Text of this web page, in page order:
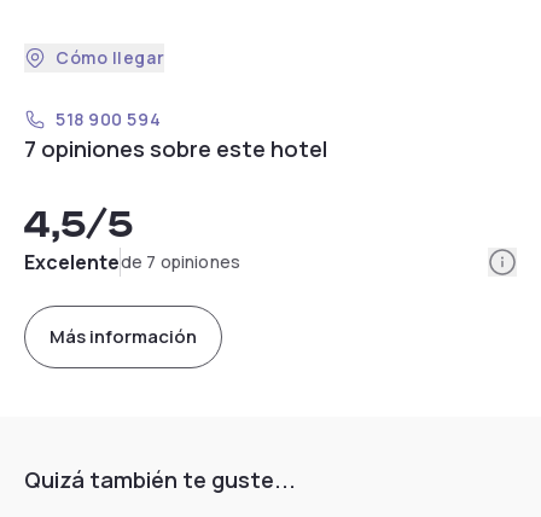
Cómo llegar
518 900 594
7 opiniones sobre este hotel
4,5/5
Excelentede 7 opiniones
Más información
Quizá también te guste...